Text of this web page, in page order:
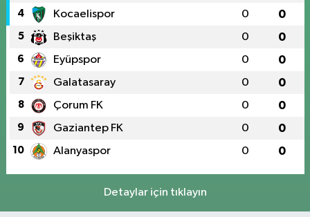
4 Kocaelispor 0 0
5 Beşiktaş 0 0
6 Eyüpspor 0 0
7 Galatasaray 0 0
8 Çorum FK 0 0
9 Gaziantep FK 0 0
10 Alanyaspor 0 0
Detaylar için tıklayın